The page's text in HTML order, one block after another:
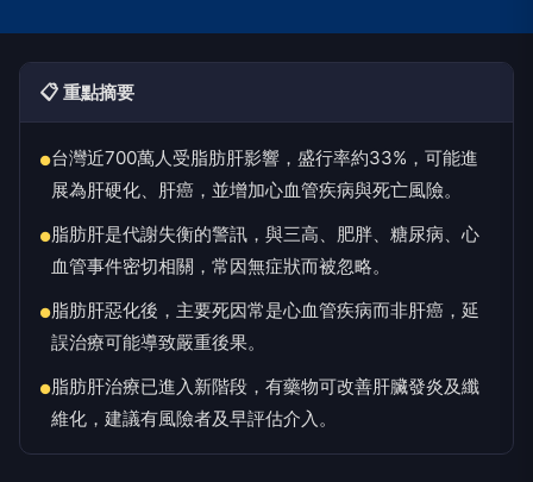
📋 重點摘要
●台灣近700萬人受脂肪肝影響，盛行率約33%，可能進
展為肝硬化、肝癌，並增加心血管疾病與死亡風險。
●脂肪肝是代謝失衡的警訊，與三高、肥胖、糖尿病、心
血管事件密切相關，常因無症狀而被忽略。
●脂肪肝惡化後，主要死因常是心血管疾病而非肝癌，延
誤治療可能導致嚴重後果。
●脂肪肝治療已進入新階段，有藥物可改善肝臟發炎及纖
維化，建議有風險者及早評估介入。